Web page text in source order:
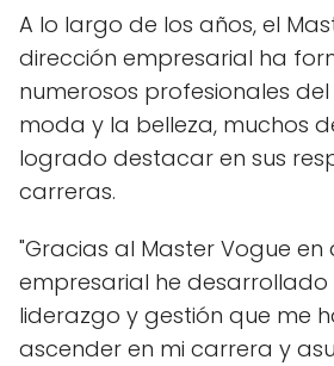
A lo largo de los años, el
dirección empresarial ha
numerosos profesionales
moda y la belleza, muchos
logrado destacar en sus
carreras.
"Gracias al Master Vogue en
empresarial he
liderazgo y gestión que me
ascender en mi carrera y